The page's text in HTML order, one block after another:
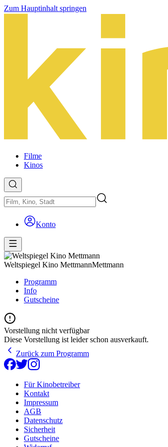
Zum Hauptinhalt springen
Filme
Kinos
Konto
Weltspiegel Kino MettmannMettmann
Programm
Info
Gutscheine
Vorstellung nicht verfügbar
Diese Vorstellung ist leider schon ausverkauft.
Zurück zum Programm
Für Kinobetreiber
Kontakt
Impressum
AGB
Datenschutz
Sicherheit
Gutscheine